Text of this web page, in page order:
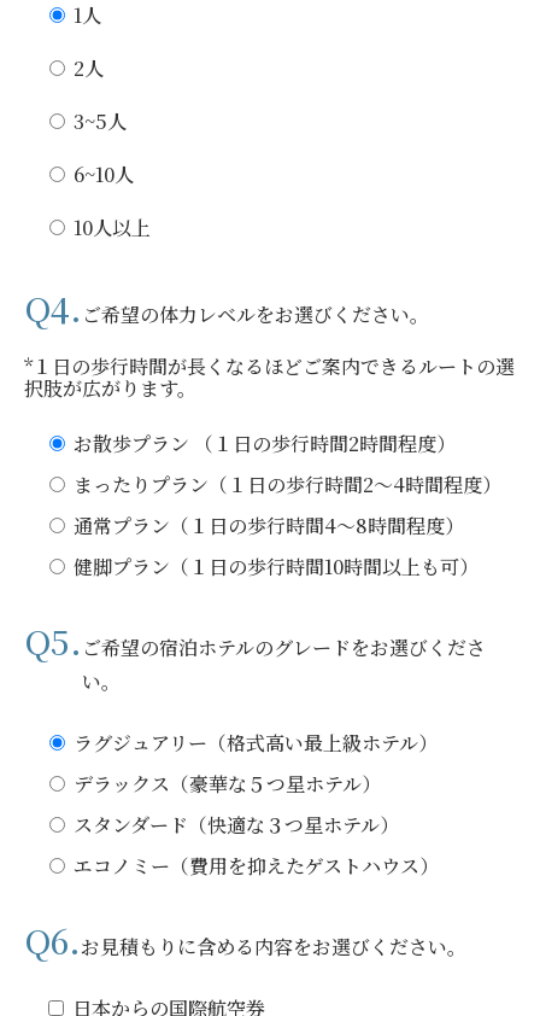
1人
2人
3~5人
6~10人
10人以上
Q4. ご希望の体力レベルをお選びください。
*１日の歩行時間が長くなるほどご案内できるルートの選
択肢が広がります。
お散歩プラン （１日の歩行時間2時間程度）
まったりプラン（１日の歩行時間2〜4時間程度）
通常プラン（１日の歩行時間4〜8時間程度）
健脚プラン（１日の歩行時間10時間以上も可）
Q5. ご希望の宿泊ホテルのグレードをお選びくださ
い。
ラグジュアリー（格式高い最上級ホテル）
デラックス（豪華な５つ星ホテル）
スタンダード（快適な３つ星ホテル）
エコノミー（費用を抑えたゲストハウス）
Q6.お見積もりに含める内容をお選びください。
日本からの国際航空券